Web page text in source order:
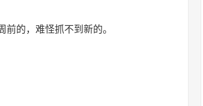
的，难怪抓不到新的。